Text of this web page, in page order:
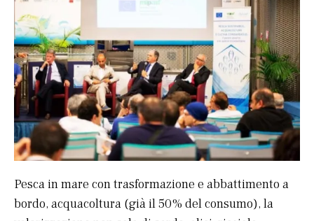
Pesca in mare con trasformazione e abbattimento a
bordo, acquacoltura (già il 50% del consumo), la